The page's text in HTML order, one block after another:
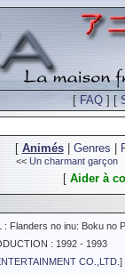
[FAQ ] [
[ Animés| Genres
<< Un charmant garçon
[ Aider à
: Flanders no inu: Boku no
: 1992 - 1993
CO.,LTD. ]